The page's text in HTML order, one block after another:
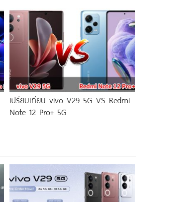
เปรียบเทียบ vivo V29 5G VS Redmi
Note 12 Pro+ 5G